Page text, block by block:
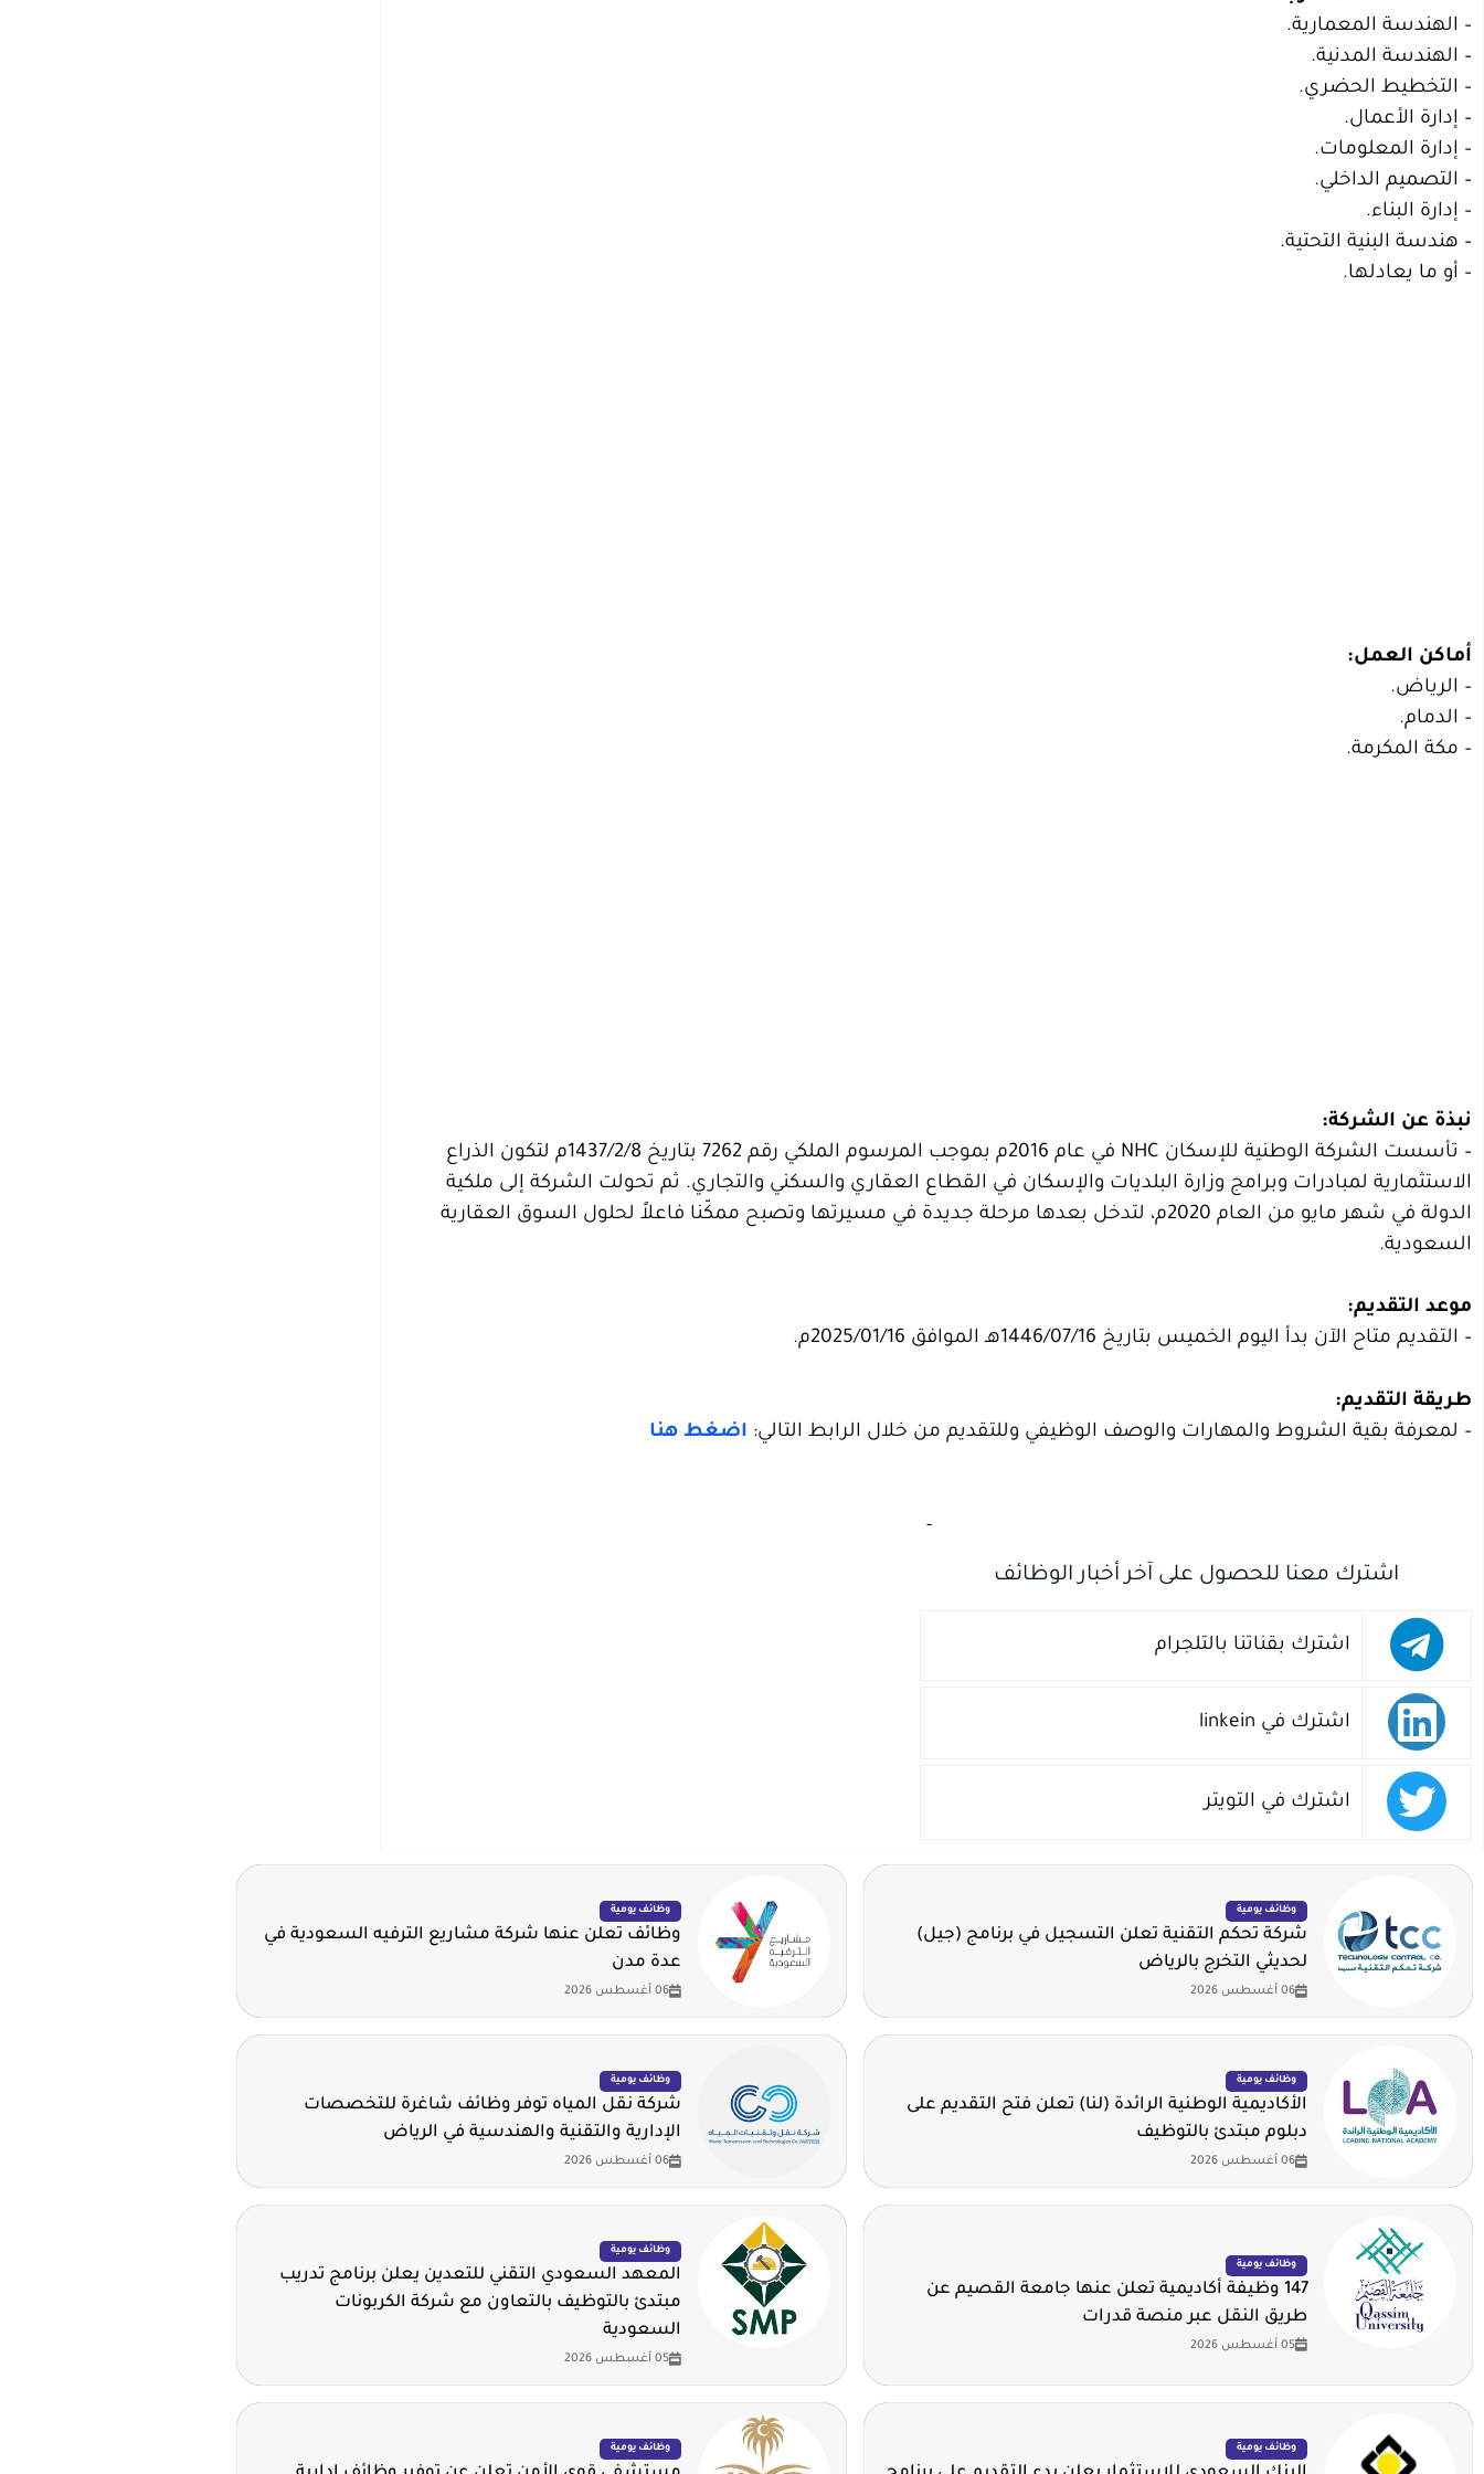
– الهندسة المعمارية.
– الهندسة المدنية.
– التخطيط الحضري.
– إدارة الأعمال.
– إدارة المعلومات.
– التصميم الداخلي.
– إدارة البناء.
– هندسة البنية التحتية.
– أو ما يعادلها.
أماكن العمل:
– الرياض.
– الدمام.
– مكة المكرمة.
نبذة عن الشركة:
– تأسست الشركة الوطنية للإسكان NHC في عام 2016م بموجب المرسوم الملكي رقم 7262 بتاريخ 1437/2/8م لتكون الذراع
الاستثمارية لمبادرات وبرامج وزارة البلديات والإسكان في القطاع العقاري والسكني والتجاري. ثم تحولت الشركة إلى ملكية
الدولة في شهر مايو من العام 2020م، لتدخل بعدها مرحلة جديدة في مسيرتها وتصبح ممكّنا فاعلاً لحلول السوق العقارية
السعودية.
موعد التقديم:
– التقديم متاح الآن بدأ اليوم الخميس بتاريخ 1446/07/16هـ الموافق 2025/01/16م.
طريقة التقديم:
– لمعرفة بقية الشروط والمهارات والوصف الوظيفي وللتقديم من خلال الرابط التالي: اضغط هنا
-‏
اشترك معنا للحصول على آخر أخبار الوظائف
اشترك بقناتنا بالتلجرام
اشترك في linkein
اشترك في التويتر
وظائف يومية
شركة تحكم التقنية تعلن التسجيل في برنامج (جيل)
لحديثي التخرج بالرياض
06 أغسطس 2026
وظائف يومية
وظائف تعلن عنها شركة مشاريع الترفيه السعودية في
عدة مدن
06 أغسطس 2026
وظائف يومية
الأكاديمية الوطنية الرائدة (لنا) تعلن فتح التقديم على
دبلوم مبتدئ بالتوظيف
06 أغسطس 2026
وظائف يومية
شركة نقل المياه توفر وظائف شاغرة للتخصصات
الإدارية والتقنية والهندسية في الرياض
06 أغسطس 2026
وظائف يومية
147 وظيفة أكاديمية تعلن عنها جامعة القصيم عن
طريق النقل عبر منصة قدرات
05 أغسطس 2026
وظائف يومية
المعهد السعودي التقني للتعدين يعلن برنامج تدريب
مبتدئ بالتوظيف بالتعاون مع شركة الكربونات
السعودية
05 أغسطس 2026
وظائف يومية وظائف يومية